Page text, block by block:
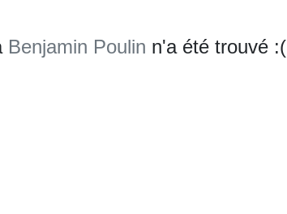
Benjamin Poulin n'a été trouvé :(